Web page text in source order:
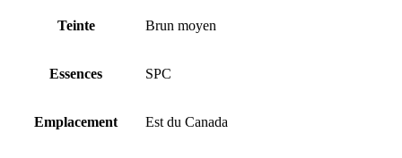
Teinte Brun moyen
Essences SPC
Emplacement Est du Canada